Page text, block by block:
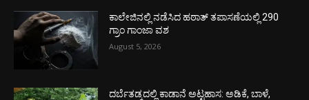
ಕಾಲೇಜಿನಲ್ಲಿ ನಡೆಸಿದ ಹಠಾತ್ ತಪಾಸಣೆಯಲ್ಲಿ 290
ಗ್ರಾಂ ಗಾಂಜಾ ವಶ
August 5, 2026
ದರ್ಬೆತಡ್ಕದಲ್ಲಿ ಕಾಡಾನೆ ಅಟ್ಟಹಾಸ: ಅಡಿಕೆ, ಬಾಳೆ,